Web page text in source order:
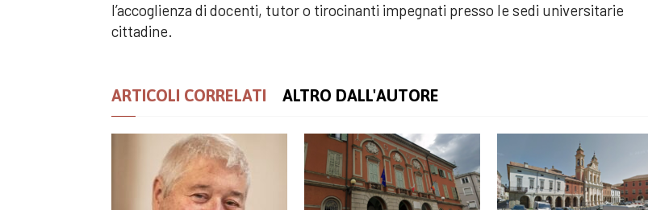
l’accoglienza di docenti, tutor o tirocinanti impegnati presso le sedi universitarie
cittadine.
ARTICOLI CORRELATI ALTRO DALL'AUTORE